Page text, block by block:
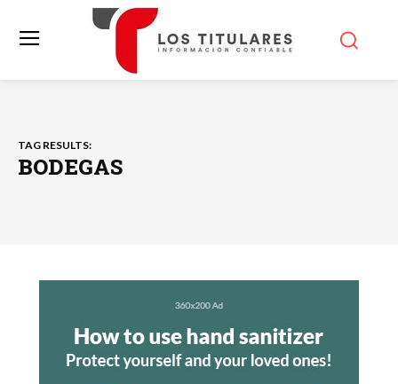
TAG RESULTS:
BODEGAS